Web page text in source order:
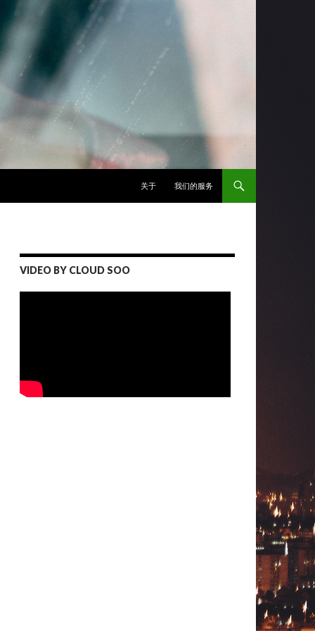
关于
我们的服务
VIDEO BY CLOUD SOO